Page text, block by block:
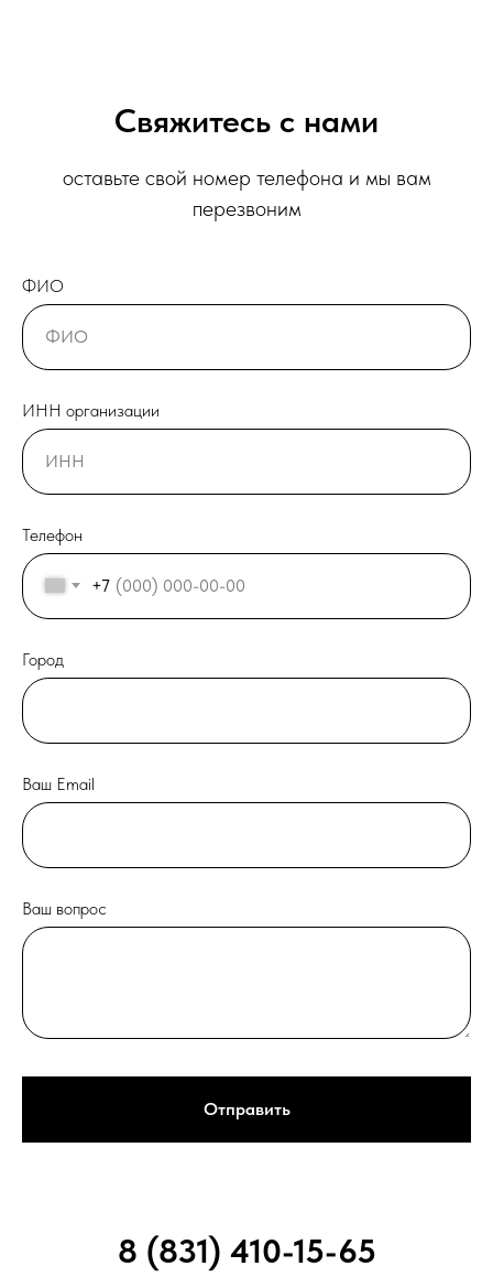
Свяжитесь с нами
оставьте свой номер телефона и мы вам
перезвоним
ФИО
ИНН организации
Телефон
+7
Город
Ваш Email
Ваш вопрос
Отправить
8 (831) 410-15-65